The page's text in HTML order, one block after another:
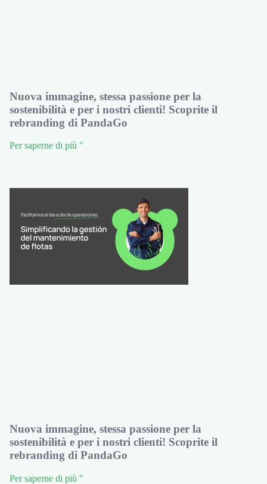
Nuova immagine, stessa passione per la
sostenibilità e per i nostri clienti! Scoprite il
rebranding di PandaGo
Per saperne di più "
Nuova immagine, stessa passione per la
sostenibilità e per i nostri clienti! Scoprite il
rebranding di PandaGo
Per saperne di più "